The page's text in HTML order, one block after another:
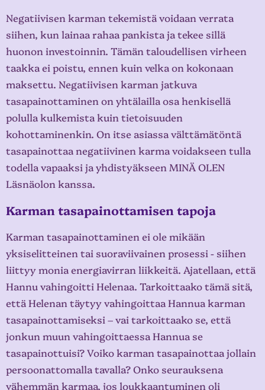
Negatiivisen karman tekemistä voidaan verrata
siihen, kun lainaa rahaa pankista ja tekee sillä
huonon investoinnin. Tämän taloudellisen virheen
taakka ei poistu, ennen kuin velka on kokonaan
maksettu. Negatiivisen karman jatkuva
tasapainottaminen on yhtälailla osa henkisellä
polulla kulkemista kuin tietoisuuden
kohottaminenkin. On itse asiassa välttämätöntä
tasapainottaa negatiivinen karma voidakseen tulla
todella vapaaksi ja yhdistyäkseen MINÄ OLEN
Läsnäolon kanssa.
Karman tasapainottamisen tapoja
Karman tasapainottaminen ei ole mikään
yksiselitteinen tai suoraviivainen prosessi - siihen
liittyy monia energiavirran liikkeitä. Ajatellaan, että
Hannu vahingoitti Helenaa. Tarkoittaako tämä sitä,
että Helenan täytyy vahingoittaa Hannua karman
tasapainottamiseksi – vai tarkoittaako se, että
jonkun muun vahingoittaessa Hannua se
tasapainottuisi? Voiko karman tasapainottaa jollain
persoonattomalla tavalla? Onko seurauksena
vähemmän karmaa, jos loukkaantuminen oli